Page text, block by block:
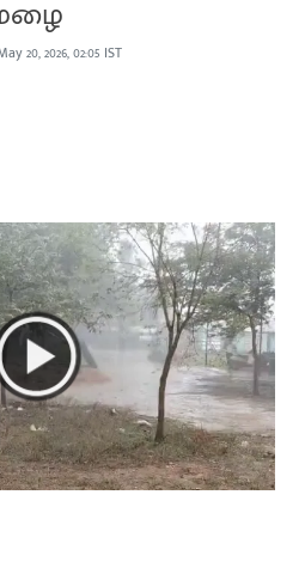
20, 2026, 02:05 IST